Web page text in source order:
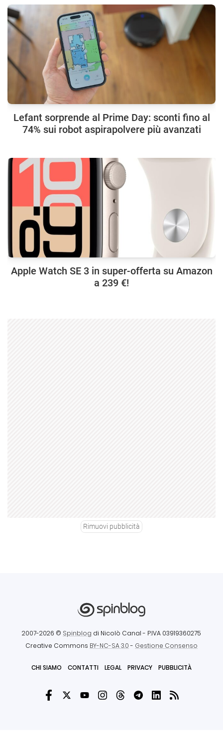
Lefant sorprende al Prime Day: sconti fino al
74% sui robot aspirapolvere più avanzati
Apple Watch SE 3 in super-offerta su Amazon
a 239 €!
Rimuovi pubblicità
2007-2026 © Spinblog di Nicolò Canal - P.IVA 03919360275
Creative Commons BY-NC-SA 3.0- Gestione Consenso
CHI SIAMO CONTATTI LEGAL PRIVACY PUBBLICITÀ